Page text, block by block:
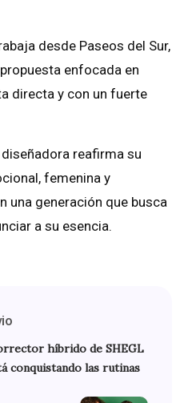
desde Paseos del Sur,
enfocada en
directa y con un fuerte
diseñadora reafirma su
femenina y
una generación que busca
a su esencia.
híbrido de SHEGL
conquistando las rutinas